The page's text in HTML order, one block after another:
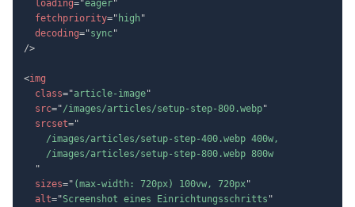
loading="eager"
fetchpriority=" high"
decoding="sync"
/>
<img
class="article-image"
src="/images/articles/setup-step-800.webp"
srcset="
    /images/articles/setup-step-400.webp 400w,
    /images/articles/setup-step-800.webp 800w
"
sizes=" (max-width: 720px) 100vw, 720px"
alt="Screenshot eines Einrichtungsschritts "